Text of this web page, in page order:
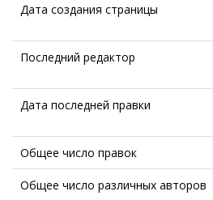
Дата создания страницы
Последний редактор
Дата последней правки
Общее число правок
Общее число различных авторов